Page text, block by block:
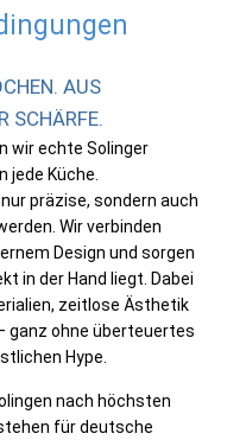
AUS
SCHÄRFE.
wir echte Solinger
jede Küche.
präzise, sondern auch
Wir verbinden
Design und sorgen
in der Hand liegt. Dabei
zeitlose Ästhetik
ganz ohne überteuertes
Hype.
nach höchsten
für deutsche